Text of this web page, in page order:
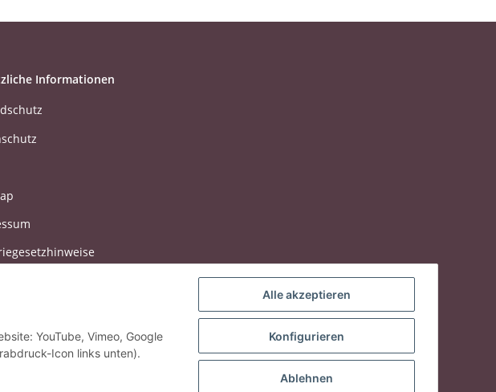
Informationen
YouTube, Vimeo, Google
Icon links unten).
Alle akzeptieren
Konfigurieren
Ablehnen